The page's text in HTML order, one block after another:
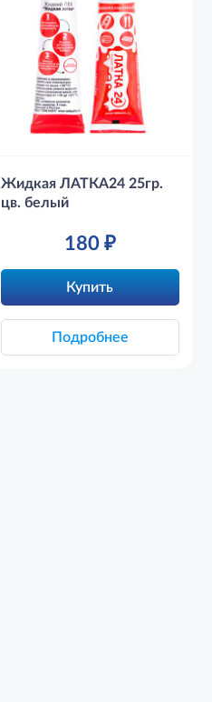
Жидкая ЛАТКА24 25гр.
цв. белый
180₽
Купить
Подробнее